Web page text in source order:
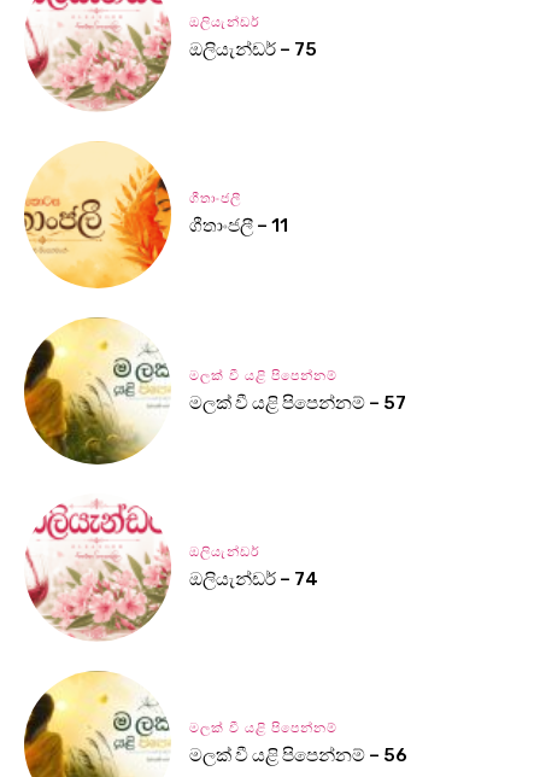
ඔලියැන්ඩර්
ඔලියැන්ඩර් – 75
ගීතාංජලී
ගීතාංජලී – 11
මලක් වී යළි පිපෙන්නම්
මලක් වී යළි පිපෙන්නම් – 57
ඔලියැන්ඩර්
ඔලියැන්ඩර් – 74
මලක් වී යළි පිපෙන්නම්
මලක් වී යළි පිපෙන්නම් – 56